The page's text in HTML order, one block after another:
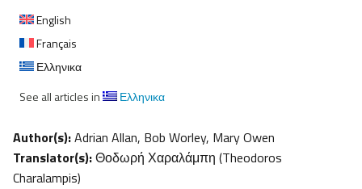
English
Français
Ελληνικα
See all articles in
Ελληνικα
Author(s):Adrian Allan, Bob Worley, Mary Owen
Translator(s):Θοδωρή Χαραλάμπη (Theodoros
Charalampis)